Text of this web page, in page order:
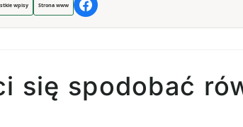
wpisy Strona www
się spodobać